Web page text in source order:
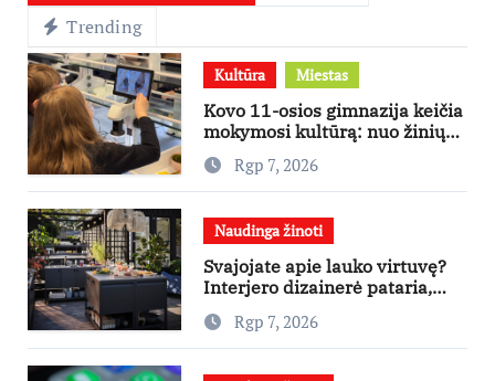
Trending
Kultūra Miestas
Kovo 11-osios gimnazija keičia
mokymosi kultūrą: nuo žinių
kaupimo – prie jų supratimo ir
taikymo
Rgp 7, 2026
Naudinga žinoti
Svajojate apie lauko virtuvę?
Interjero dizainerė pataria,
nuo ko pradėti
Rgp 7, 2026